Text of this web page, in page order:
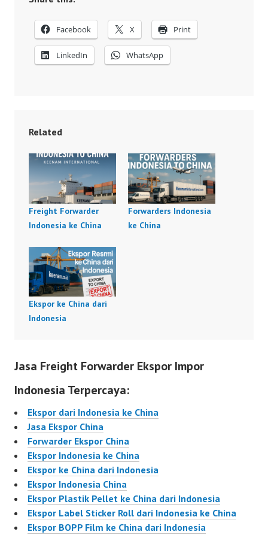
Facebook X Print
LinkedIn WhatsApp
Related
Freight Forwarder
Indonesia ke China
Forwarders Indonesia
ke China
Ekspor ke China dari
Indonesia
Jasa Freight Forwarder Ekspor Impor
Indonesia Terpercaya:
Ekspor dari Indonesia ke China
Jasa Ekspor China
Forwarder Ekspor China
Ekspor Indonesia ke China
Ekspor ke China dari Indonesia
Ekspor Indonesia China
Ekspor Plastik Pellet ke China dari Indonesia
Ekspor Label Sticker Roll dari Indonesia ke China
Ekspor BOPP Film ke China dari Indonesia